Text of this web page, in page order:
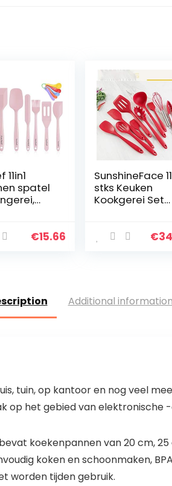
spatel
set met
€15.66
SunshineFace 11
stks Keuken
Kookgerei Set
€
Additional information
tuin, op kantoor en nog veel
op het gebied van elektronische
koekenpannen van 20 cm,
koken en schoonmaken,
worden tijden gebruik.